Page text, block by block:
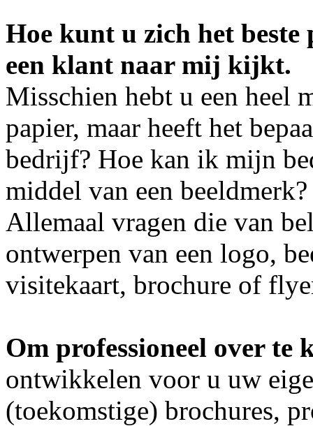
Hoe kunt u zich het
een klant naar mij kijkt.
Misschien hebt u een heel
papier, maar heeft het
bedrijf? Hoe kan ik mijn
middel van een beeldmerk?
Allemaal vragen die van
ontwerpen van een logo,
visitekaart, brochure of
Om professioneel over te
ontwikkelen voor u uw
(toekomstige) brochures,